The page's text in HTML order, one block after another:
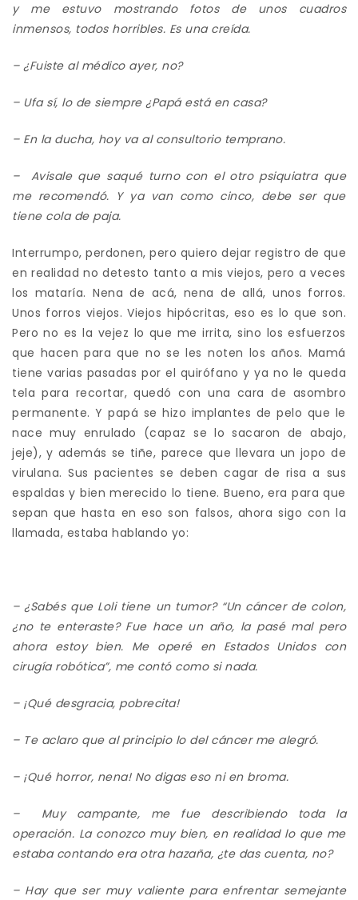
y me estuvo mostrando fotos deunos cuadros
inmensos, todos horribles. Es una creída.
– ¿Fuiste al médico ayer, no?
– Ufa sí, lo de siempre ¿Papá está en casa?
– En la ducha, hoy va al consultorio temprano.
– Avisale que saqué turno con el otro psiquiatra que
me recomendó. Y ya van como cinco, debe ser que
tiene cola de paja.
Interrumpo, perdonen, pero quiero dejar registro de que
en realidad no detesto tanto a mis viejos, pero a veces
los mataría. Nena de acá, nena de allá, unos forros.
Unos forros viejos. Viejos hipócritas, eso es lo que son.
Pero no es la vejez lo que me irrita, sino los esfuerzos
que hacen para que no se les noten los años. Mamá
tiene varias pasadas por el quirófano y ya no le queda
tela para recortar, quedó con una cara de asombro
permanente. Y papá se hizo implantes de pelo que le
nace muy enrulado (capaz se lo sacaron de abajo,
jeje), y además se tiñe, parece que llevara un jopo de
virulana. Sus pacientes se deben cagar de risa a sus
espaldas y bien merecido lo tiene. Bueno, era para que
sepan que hasta en eso son falsos, ahora sigo con la
llamada, estaba hablando yo:
– ¿Sabés que Lolitiene un tumor? “Un cáncer de colon,
¿no te enteraste? Fue hace un año, la pasé mal pero
ahora estoy bien. Me operé en Estados Unidos con
cirugía robótica”, me contó como si nada.
– ¡Qué desgracia, pobrecita!
– Te aclaro que al principio lo del cáncer me alegró.
– ¡Qué horror, nena! No digas eso ni en broma.
– Muy campante, me fue describiendo toda la
operación. La conozco muy bien, en realidad lo que me
estaba contando era otra hazaña, ¿te das cuenta, no?
– Hay que ser muy valiente para enfrentarsemejante